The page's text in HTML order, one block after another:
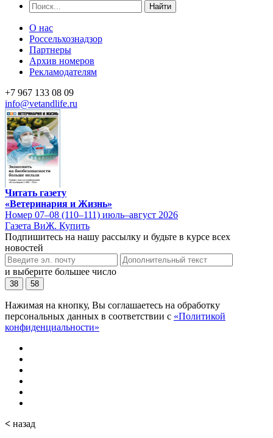
Найти
О нас
Россельхознадзор
Партнеры
Архив номеров
Рекламодателям
+7 967 133 08 09
info@vetandlife.ru
Читать газету
«Ветеринария и Жизнь»
Номер 07–08 (110–111) июль–август 2026
Газета ВиЖ. Купить
Подпишитесь на нашу рассылку и будьте в курсе всех
новостей
и выберите большее число
38 58
Нажимая на кнопку, Вы соглашаетесь на обработку
персональных данных в соответствии с «Политикой
конфиденциальности»
< назад